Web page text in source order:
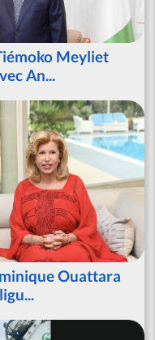
Meyliet
An...
Ouattara